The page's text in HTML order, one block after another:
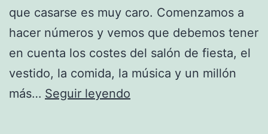
que casarse es muy caro. Comenzamos a
hacer números y vemos que debemos tener
en cuenta los costes del salón de fiesta, el
vestido, la comida, la música y un millón
más… Seguir leyendo